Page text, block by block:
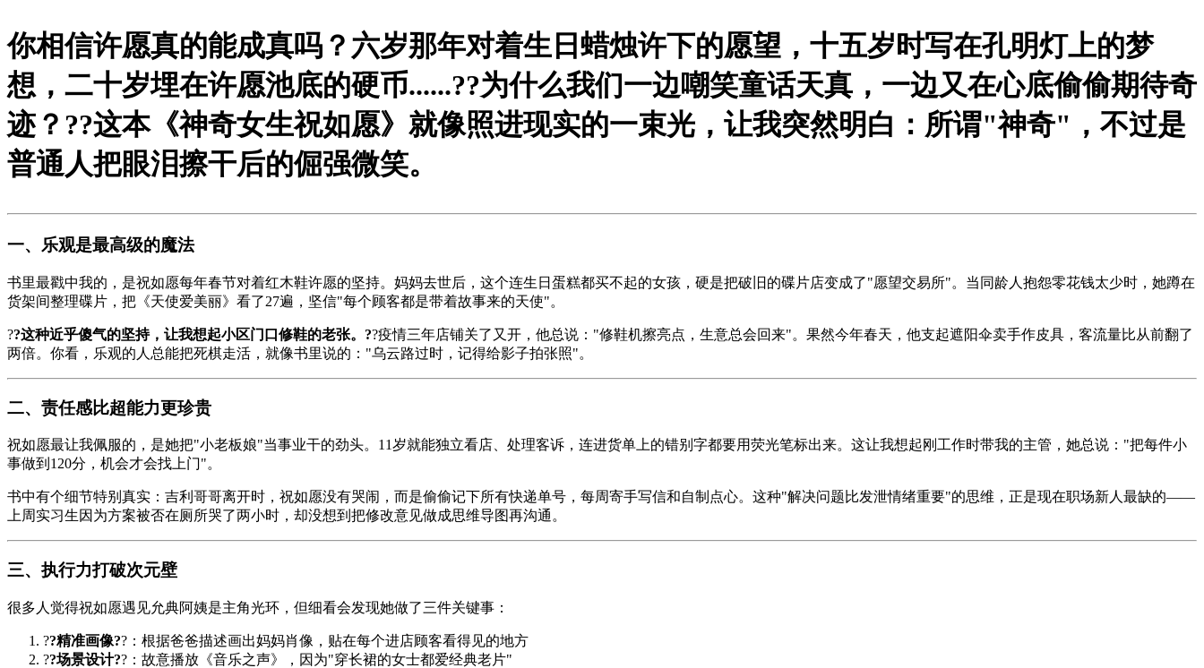
你相信许愿真的能成真吗？六岁那年对着生日蜡烛许下的愿望，十五岁时写在孔明灯上的梦
想，二十岁埋在许愿池底的硬币......??为什么我们一边嘲笑童话天真，一边又在心底偷偷期待奇
迹？??这本《神奇女生祝如愿》就像照进现实的一束光，让我突然明白：所谓"神奇"，不过是
普通人把眼泪擦干后的倔强微笑。
一、乐观是最高级的魔法
书里最戳中我的，是祝如愿每年春节对着红木鞋许愿的坚持。妈妈去世后，这个连生日蛋糕都买不起的女孩，硬是把破旧的碟片店变成了"愿望交易所"。当同龄人抱怨零花钱太少时，她蹲在
货架间整理碟片，把《天使爱美丽》看了27遍，坚信"每个顾客都是带着故事来的天使"。
??这种近乎傻气的坚持，让我想起小区门口修鞋的老张。??疫情三年店铺关了又开，他总说："修鞋机擦亮点，生意总会回来"。果然今年春天，他支起遮阳伞卖手作皮具，客流量比从前翻了
两倍。你看，乐观的人总能把死棋走活，就像书里说的："乌云路过时，记得给影子拍张照"。
二、责任感比超能力更珍贵
祝如愿最让我佩服的，是她把"小老板娘"当事业干的劲头。11岁就能独立看店、处理客诉，连进货单上的错别字都要用荧光笔标出来。这让我想起刚工作时带我的主管，她总说："把每件小
事做到120分，机会才会找上门"。
书中有个细节特别真实：吉利哥哥离开时，祝如愿没有哭闹，而是偷偷记下所有快递单号，每周寄手写信和自制点心。这种"解决问题比发泄情绪重要"的思维，正是现在职场新人最缺的——
上周实习生因为方案被否在厕所哭了两小时，却没想到把修改意见做成思维导图再沟通。
三、执行力打破次元壁
很多人觉得祝如愿遇见允典阿姨是主角光环，但细看会发现她做了三件关键事：
??精准画像??：根据爸爸描述画出妈妈肖像，贴在每个进店顾客看得见的地方
??场景设计??：故意播放《音乐之声》，因为"穿长裙的女士都爱经典老片"